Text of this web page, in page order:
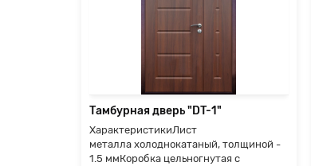
Тамбурная дверь "DT-1"
ХарактеристикиЛист
металла холоднокатаный, толщиной -
1.5 ммКоробка цельногнутая с